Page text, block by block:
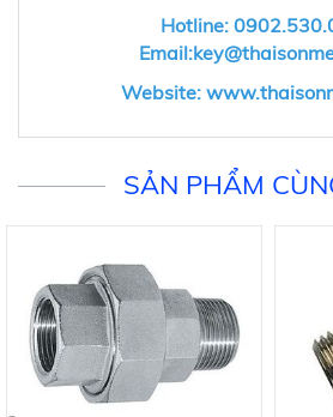
Hotline:
Website:
SẢN PHẨM